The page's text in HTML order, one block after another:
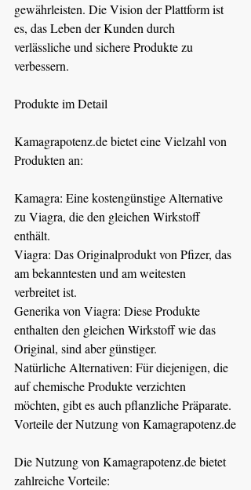
gewährleisten. Die Vision der Plattform ist
es, das Leben der Kunden durch
verlässliche und sichere Produkte zu
verbessern.
Produkte im Detail
Kamagrapotenz.de bietet eine Vielzahl von
Produkten an:
Kamagra: Eine kostengünstige Alternative
zu Viagra, die den gleichen Wirkstoff
enthält.
Viagra: Das Originalprodukt von Pfizer, das
am bekanntesten und am weitesten
verbreitet ist.
Generika von Viagra: Diese Produkte
enthalten den gleichen Wirkstoff wie das
Original, sind aber günstiger.
Natürliche Alternativen: Für diejenigen, die
auf chemische Produkte verzichten
möchten, gibt es auch pflanzliche Präparate.
Vorteile der Nutzung von Kamagrapotenz.de
Die Nutzung von Kamagrapotenz.de bietet
zahlreiche Vorteile: